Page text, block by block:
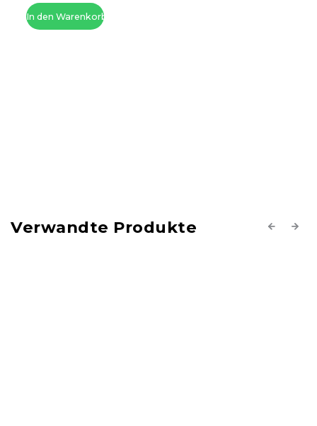
In den Warenkorb
Verwandte Produkte Previous
Next